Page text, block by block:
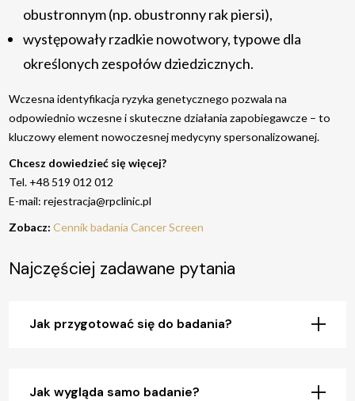
Wazektomia
Korekcja wędzidełka prącia
Przepuklina
Ortopedia i mikrochirurgia ręki
obustronnym (np. obustronny rak piersi),
występowały rzadkie nowotwory, typowe dla
określonych zespołów dziedzicznych.
Wczesna identyfikacja ryzyka genetycznego pozwala na
odpowiednio wczesne i skuteczne działania zapobiegawcze – to
kluczowy element nowoczesnej medycyny spersonalizowanej.
Chcesz dowiedzieć się więcej?
Tel. +48 519 012 012
E-mail: rejestracja@rpclinic.pl
Zobacz: Cennik badania Cancer Screen
Najczęściej zadawane pytania
Jak przygotować się do badania?
Jak wygląda samo badanie?